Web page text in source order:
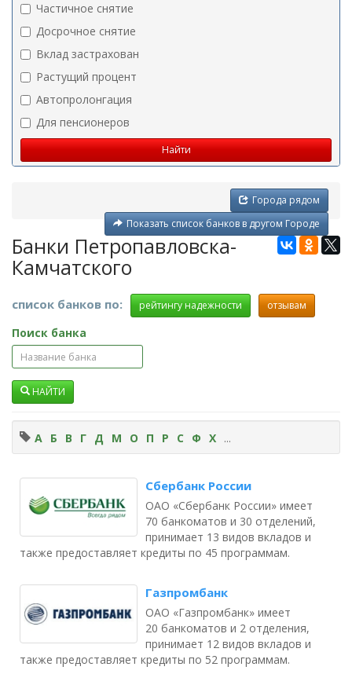
Частичное снятие
Досрочное снятие
Вклад застрахован
Растущий процент
Автопролонгация
Для пенсионеров
Города рядом
Показать список банков в другом Городе
Банки Петропавловска-
Камчатского
список банков по: рейтингу надежности отзывам
Поиск банка
НАЙТИ
А Б В Г Д М О П Р С Ф Х ...
Сбербанк России
ОАО «Сбербанк России» имеет
70 банкоматов и 30 отделений,
принимает 13 видов вкладов и
также предоставляет кредиты по 45 программам.
Газпромбанк
ОАО «Газпромбанк» имеет
20 банкоматов и 2 отделения,
принимает 12 видов вкладов и
также предоставляет кредиты по 52 программам.